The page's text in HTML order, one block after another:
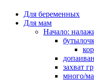
Для беременных
Для мам
Начало:
захват
много/